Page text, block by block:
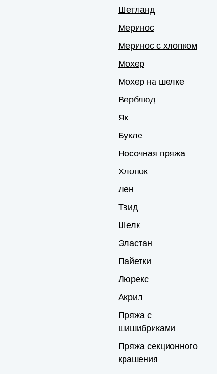
Шетланд
Меринос
Меринос с хлопком
Мохер
Мохер на шелке
Верблюд
Як
Букле
Носочная пряжа
Хлопок
Лен
Твид
Шелк
Эластан
Пайетки
Люрекс
Акрил
Пряжа с
шишибриками
Пряжа секционного
крашения